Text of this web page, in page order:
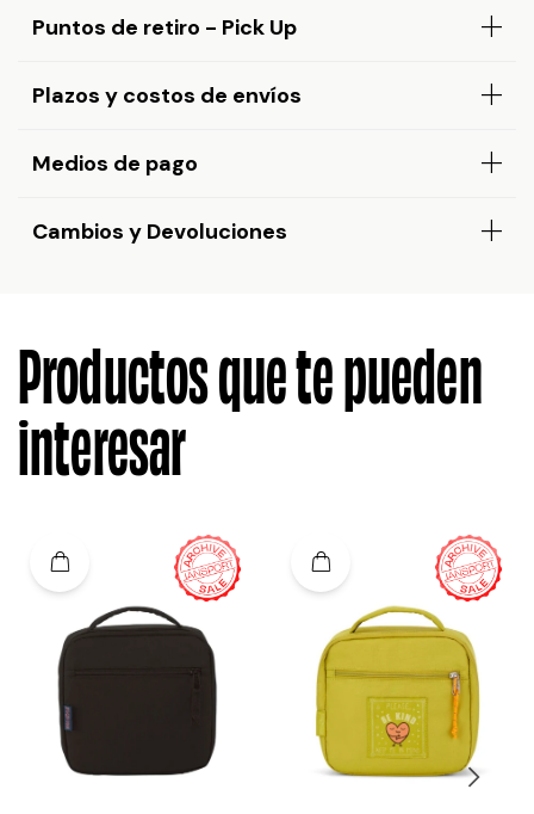
Puntos de retiro - Pick Up
Plazos y costos de envíos
Medios de pago
Cambios y Devoluciones
Productos que te pueden
interesar